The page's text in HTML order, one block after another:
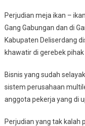
Perjudian meja ikan –
Gang Gabungan dan di
Kabupaten Deliserdang
khawatir di gerebek
Bisnis yang sudah
sistem perusahaan
anggota pekerja yang di
Perjudian yang tak kalah